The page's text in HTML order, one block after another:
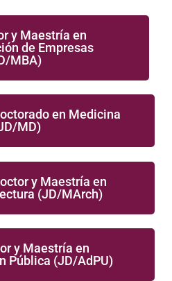
y Maestría en
de Empresas
MBA)
en Medicina
MD)
y Maestría en
(JD/MArch)
y Maestría en
Pública (JD/AdPU)